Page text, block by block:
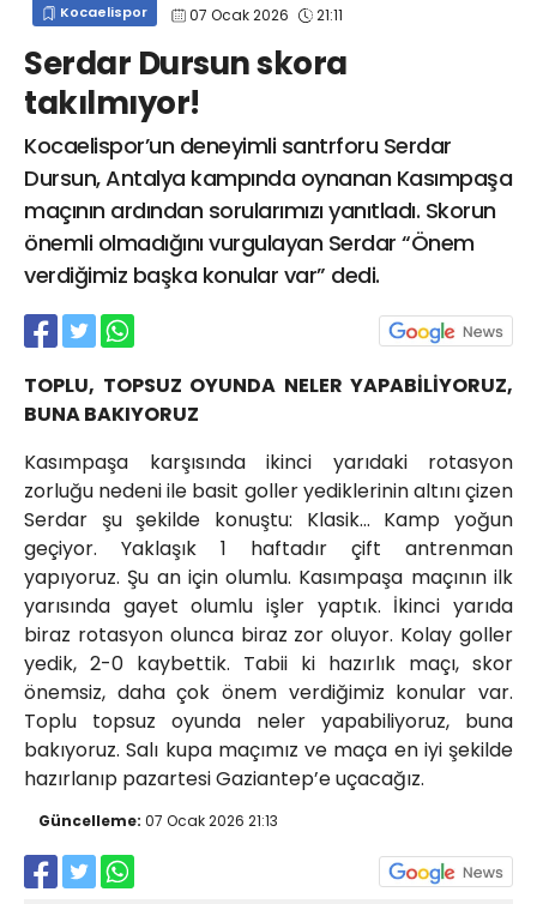
Kocaelispor 07 Ocak 2026 21:11
Serdar Dursun skora
takılmıyor!
Kocaelispor’un deneyimli santrforu Serdar
Dursun, Antalya kampında oynanan Kasımpaşa
maçının ardından sorularımızı yanıtladı. Skorun
önemli olmadığını vurgulayan Serdar “Önem
verdiğimiz başka konular var” dedi.
TOPLU, TOPSUZ OYUNDA NELER YAPABİLİYORUZ,
BUNA BAKIYORUZ
Kasımpaşa karşısında ikinci yarıdaki rotasyon
zorluğu nedeni ile basit goller yediklerinin altını çizen
Serdar şu şekilde konuştu: Klasik… Kamp yoğun
geçiyor. Yaklaşık 1 haftadır çift antrenman
yapıyoruz. Şu an için olumlu. Kasımpaşa maçının ilk
yarısında gayet olumlu işler yaptık. İkinci yarıda
biraz rotasyon olunca biraz zor oluyor. Kolay goller
yedik, 2-0 kaybettik. Tabii ki hazırlık maçı, skor
önemsiz, daha çok önem verdiğimiz konular var.
Toplu topsuz oyunda neler yapabiliyoruz, buna
bakıyoruz. Salı kupa maçımız ve maça en iyi şekilde
hazırlanıp pazartesi Gaziantep’e uçacağız.
Güncelleme: 07 Ocak 2026 21:13
info@spor41.com